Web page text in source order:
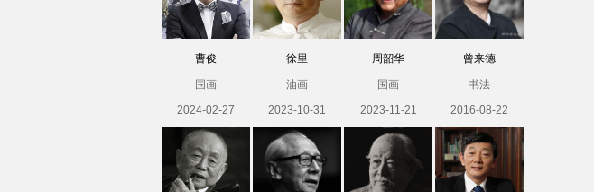
曹俊
国画
2024-02-27
徐里
油画
2023-10-31
周韶华
国画
2023-11-21
曾来德
书法
2016-08-22